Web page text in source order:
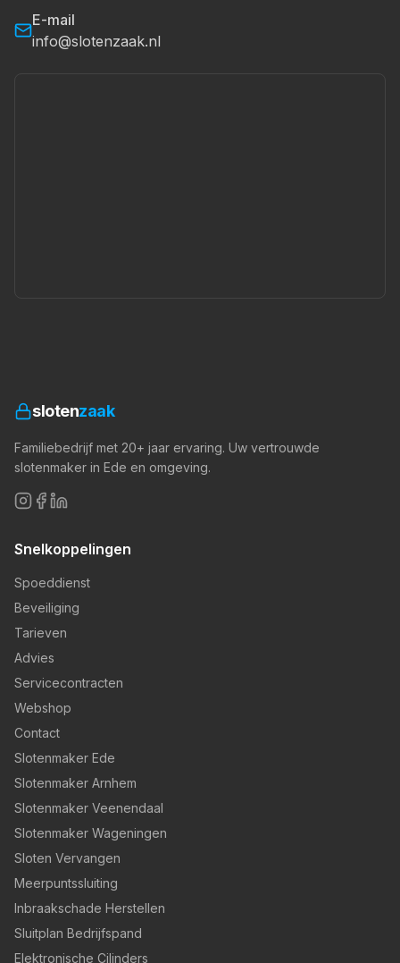
E-mail
info@slotenzaak.nl
slotenzaak
Familiebedrijf met 20+ jaar ervaring. Uw vertrouwde
slotenmaker in Ede en omgeving.
Snelkoppelingen
Spoeddienst
Beveiliging
Tarieven
Advies
Servicecontracten
Webshop
Contact
Slotenmaker Ede
Slotenmaker Arnhem
Slotenmaker Veenendaal
Slotenmaker Wageningen
Sloten Vervangen
Meerpuntssluiting
Inbraakschade Herstellen
Sluitplan Bedrijfspand
Elektronische Cilinders